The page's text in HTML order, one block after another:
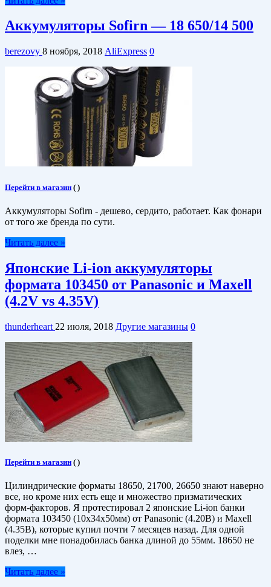
Аккумуляторы Sofirn — 18 650/14 500
berezovy 8 ноября, 2018 AliExpress 0
Перейти в магазин ( )
Аккумуляторы Sofirn - дешево, сердито, работает. Как фонари
от того же бренда по сути.
Читать далее »
Японские Li-ion аккумуляторы
формата 103450 от Panasonic и Maxell
(4.2V vs 4.35V)
thunderheart 22 июля, 2018 Другие магазины 0
Перейти в магазин ( )
Цилиндрические форматы 18650, 21700, 26650 знают наверно
все, но кроме них есть еще и множество призматических
форм-факторов. Я протестировал 2 японские Li-ion банки
формата 103450 (10х34х50мм) от Panasonic (4.20В) и Maxell
(4.35В), которые купил почти 7 месяцев назад. Для одной
поделки мне понадобилась банка длиной до 55мм. 18650 не
влез, …
Читать далее »